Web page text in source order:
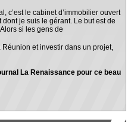
c’est le cabinet d’immobilier ouvert
je suis le gérant. Le but est de
si les gens de
et investir dans un projet,
La Renaissance pour ce beau